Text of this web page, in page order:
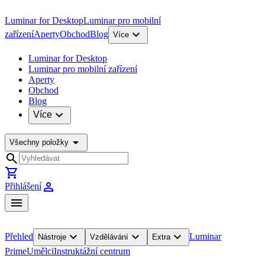
Luminar for DesktopLuminar pro mobilní
zařízeníApertyObchodBlog Více expand_more
Luminar for Desktop
Luminar pro mobilní zařízení
Aperty
Obchod
Blog
Více expand_more
Všechny položky arrow_drop_down
search
shopping_cart
Přihlášeníperson
menu
Přehled Nástroje expand_more Vzdělávání expand_more Extraexpand_more
Luminar
PrimeUmělciInstruktážní centrum